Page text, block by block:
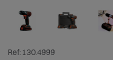
Ref: 130.4999